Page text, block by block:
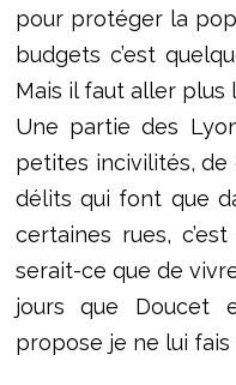
pour protéger la
budgets c’est
Mais il faut aller plus
Une partie des
petites incivilités,
délits qui font que
certaines rues,
serait-ce que de
jours que Doucet
propose je ne lui fais